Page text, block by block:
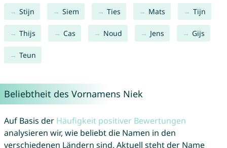
Stijn Siem Ties Mats Tijn
Thijs Cas Noud Jens Gijs
Teun
Beliebtheit des Vornamens Niek
Auf Basis der Häufigkeit positiver Bewertungen
analysieren wir, wie beliebt die Namen in den
verschiedenen Ländern sind. Aktuell steht der Name